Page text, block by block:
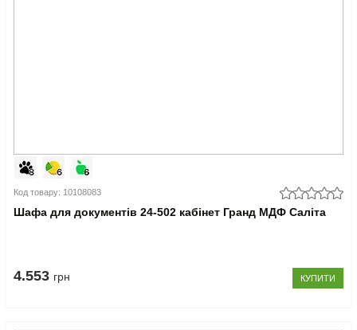
Код товару: 10108083
Шафа для документів 24-502 кабінет Гранд МДФ Саліта
4.553 грн КУПИТИ